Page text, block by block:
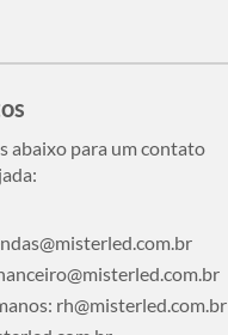
abaixo para um contato
rh@misterled.com.br